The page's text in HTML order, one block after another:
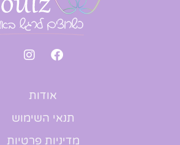
אודות
תנאי השימוש
מדיניות פרטיות